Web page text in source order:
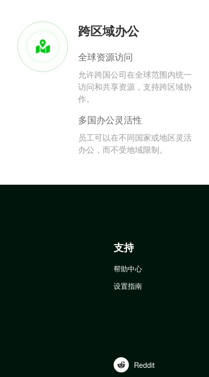
跨区域办公
全球资源访问
允许跨国公司在全球范围内统一
访问和共享资源，支持跨区域协
作。
多国办公灵活性
员工可以在不同国家或地区灵活
办公，而不受地域限制。
支持
帮助中心
设置指南
Reddit